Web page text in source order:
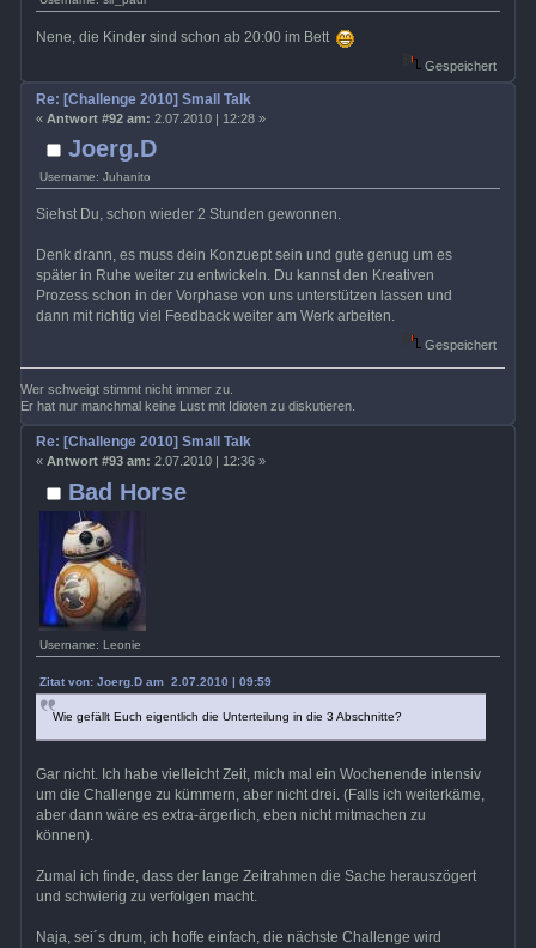
Nene, die Kinder sind schon ab 20:00 im Bett
Gespeichert
Joerg.D
Username: Juhanito
Re: [Challenge 2010] Small Talk
« Antwort #92 am: 2.07.2010 | 12:28 »
Siehst Du, schon wieder 2 Stunden gewonnen.
Denk drann, es muss dein Konzuept sein und gute genug um es
später in Ruhe weiter zu entwickeln. Du kannst den Kreativen
Prozess schon in der Vorphase von uns unterstützen lassen und
dann mit richtig viel Feedback weiter am Werk arbeiten.
Gespeichert
Wer schweigt stimmt nicht immer zu.
Er hat nur manchmal keine Lust mit Idioten zu diskutieren.
Bad Horse
Username: Leonie
Re: [Challenge 2010] Small Talk
« Antwort #93 am: 2.07.2010 | 12:36 »
Zitat von: Joerg.D am 2.07.2010 | 09:59
Wie gefällt Euch eigentlich die Unterteilung in die 3 Abschnitte?
Gar nicht. Ich habe vielleicht Zeit, mich mal ein Wochenende intensiv
um die Challenge zu kümmern, aber nicht drei. (Falls ich weiterkäme,
aber dann wäre es extra-ärgerlich, eben nicht mitmachen zu
können).
Zumal ich finde, dass der lange Zeitrahmen die Sache herauszögert
und schwierig zu verfolgen macht.
Naja, sei´s drum, ich hoffe einfach, die nächste Challenge wird